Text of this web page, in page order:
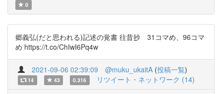
0
郷義弘(だと思われる)記述の覚書 往昔抄 31コマめ、96コマ
め https://t.co/ChIwI6Pq4w
2021-09-06 02:39:09 @muku_ukaitA (投稿一覧)
14 43 0.316 リツイート・ネットワーク (14)